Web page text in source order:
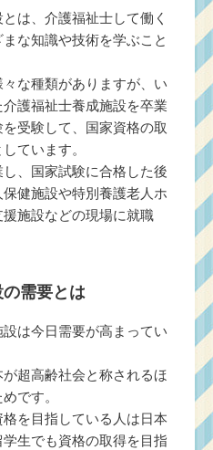
は、介護福祉士して働く
な知識や技術を学ぶこと
な種類がありますが、い
護福祉士養成施設を卒業
受験して、国家資格の取
ています。
、国家試験に合格した後
健施設や特別養護老人ホ
施設などの現場に就職
需要とは
は今日需要が高まってい
超高齢社会と称されるほ
です。
を目指している人は日本
生でも資格の取得を目指